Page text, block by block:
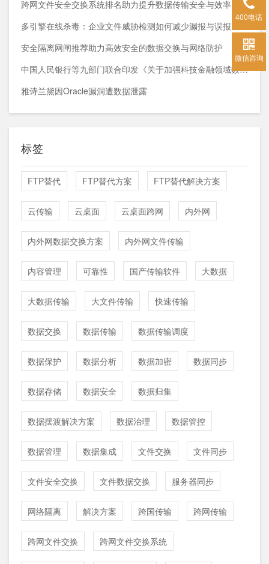
跨网文件安全交换系统排名助力提升数据传输安全与效率
多引擎在线杀毒：企业文件威胁检测如何减少漏报与误报？
安全隔离网闸推荐助力高效安全的数据交换与网络防护
中国人民银行等九部门联合印发《关于加强科技金融领域数据开发利用的通知》
雅诗兰黛因Oracle漏洞遭数据泄露
标签
FTP替代 FTP替代方案 FTP替代解决方案
云传输 云桌面 云桌面跨网 内外网
内外网数据交换方案 内外网文件传输
内容管理 可靠性 国产传输软件 大数据
大数据传输 大文件传输 快速传输
数据交换 数据传输 数据传输调度
数据保护 数据分析 数据加密 数据同步
数据存储 数据安全 数据归集
数据摆渡解决方案 数据治理 数据管控
数据管理 数据集成 文件交换 文件同步
文件安全交换 文件数据交换 服务器同步
网络隔离 解决方案 跨国传输 跨网传输
跨网文件交换 跨网文件交换系统
400电话
微信咨询